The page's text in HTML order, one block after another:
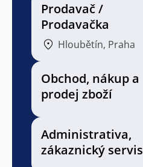
Prodavač /
Prodavačka
Hloubětín, Praha
Obchod, nákup a
prodej zboží
Administrativa,
zákaznický servis